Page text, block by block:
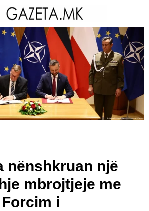
nënshkruan një
mbrojtjeje me
i